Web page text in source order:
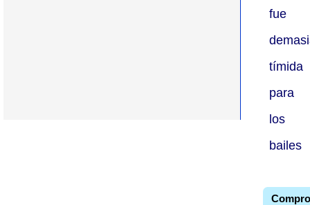
fue
tímida
para
los
bailes